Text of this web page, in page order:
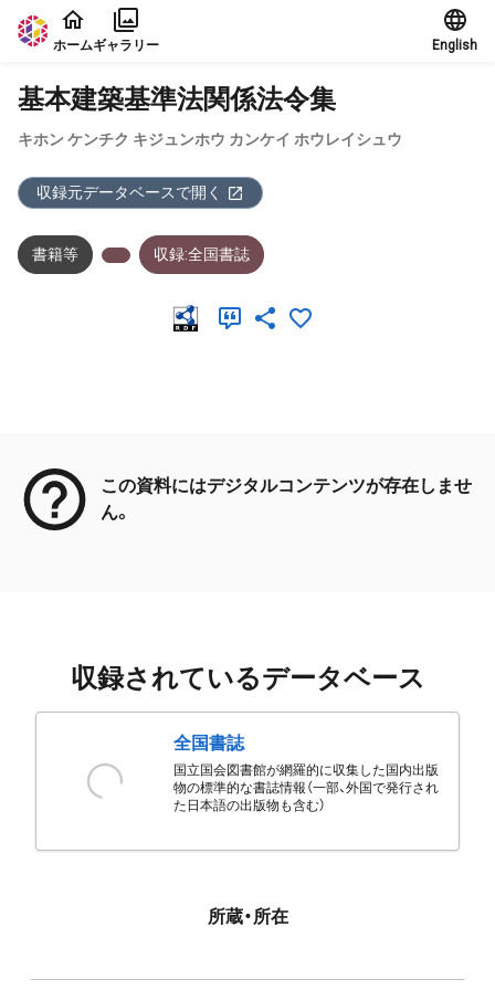
本文に飛ぶ
ホームギャラリー English
基本建築基準法関係法令集
キホン ケンチク キジュンホウ カンケイ ホウレイシュウ
収録元データベースで開く
書籍等 収録:全国書誌
この資料にはデジタルコンテンツが存在しませ
ん。
収録されているデータベース
全国書誌
国立国会図書館が網羅的に収集した国内出版
物の標準的な書誌情報（一部、外国で発行され
た日本語の出版物も含む）
所蔵・所在